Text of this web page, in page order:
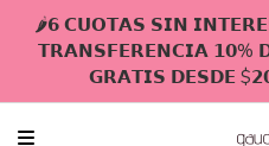
🌶𝟲 𝗖𝗨𝗢𝗧𝗔𝗦 𝗦𝗜𝗡
𝗧𝗥𝗔𝗡𝗦𝗙𝗘𝗥𝗘𝗡𝗖𝗜𝗔 𝟭𝟬%
𝗚𝗥𝗔𝗧𝗜𝗦 𝗗𝗘𝗦𝗗𝗘